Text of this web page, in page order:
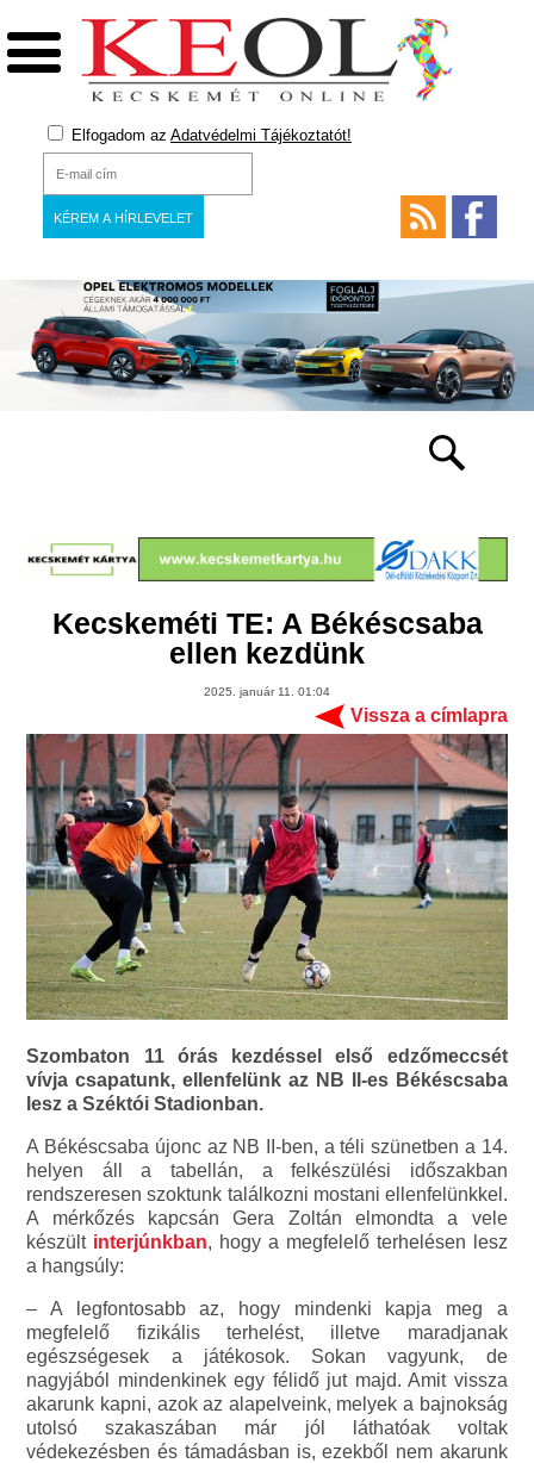
Elfogadom az Adatvédelmi Tájékoztatót!
Kecskeméti TE: A Békéscsaba
ellen kezdünk
2025. január 11. 01:04
Vissza a címlapra
Szombaton 11 órás kezdéssel első edzőmeccsét
vívja csapatunk, ellenfelünk az NB II-es Békéscsaba
lesz a Széktói Stadionban.
A Békéscsaba újonc az NB II-ben, a téli szünetben a 14.
helyen áll a tabellán, a felkészülési időszakban
rendszeresen szoktunk találkozni mostani ellenfelünkkel.
A mérkőzés kapcsán Gera Zoltán elmondta a vele
készült interjúnkban, hogy a megfelelő terhelésen lesz
a hangsúly:
– A legfontosabb az, hogy mindenki kapja meg a
megfelelő fizikális terhelést, illetve maradjanak
egészségesek a játékosok. Sokan vagyunk, de
nagyjából mindenkinek egy félidő jut majd. Amit vissza
akarunk kapni, azok az alapelveink, melyek a bajnokság
utolsó szakaszában már jól láthatóak voltak
védekezésben és támadásban is, ezekből nem akarunk